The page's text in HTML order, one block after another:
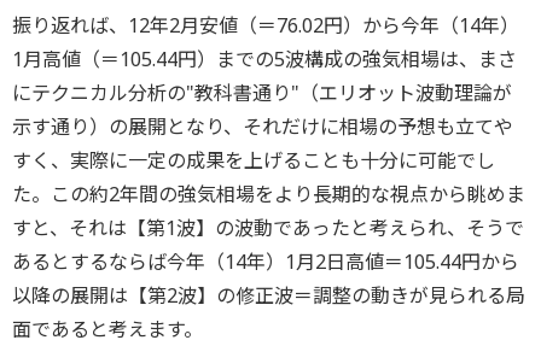
振り返れば、12年2月安値（＝76.02円）から今年（14年）
1月高値（＝105.44円）までの5波構成の強気相場は、まさ
にテクニカル分析の"教科書通り"（エリオット波動理論が
示す通り）の展開となり、それだけに相場の予想も立てや
すく、実際に一定の成果を上げることも十分に可能でし
た。この約2年間の強気相場をより長期的な視点から眺めま
すと、それは【第1波】の波動であったと考えられ、そうで
あるとするならば今年（14年）1月2日高値＝105.44円から
以降の展開は【第2波】の修正波＝調整の動きが見られる局
面であると考えます。